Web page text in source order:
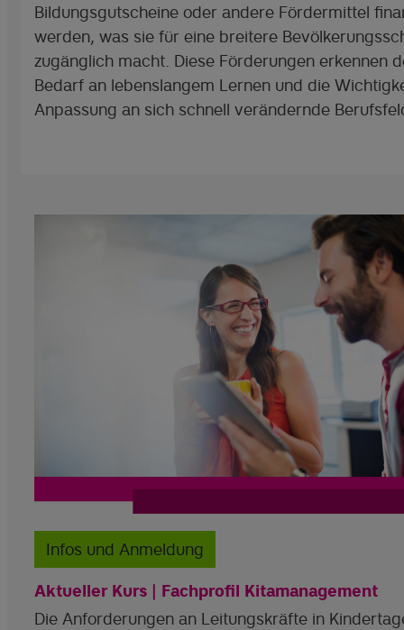
Bildungsgutscheine oder andere Fördermittel
werden, was sie für eine breitere
zugänglich macht. Diese Förderungen erkennen
Bedarf an lebenslangem Lernen und die
Anpassung an sich schnell verändernde
Infos und Anmeldung
Aktueller Kurs | Fachprofil Kitamanagement
Die Anforderungen an Leitungskräfte in